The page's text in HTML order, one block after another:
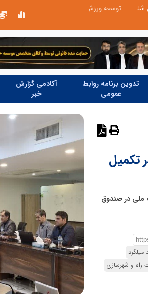
توسعه ورزش‌های رزمی و ترویج هرچه بهتر رشته‌های ورزشی، در گرو خلاقیت و نوآوری است
تدوین برنامه روابط
عمومی
آکادمی گزارش
خبر
در تکمیل
نهضت ملی در صندوق
میلگرد
راه و شهرسازی